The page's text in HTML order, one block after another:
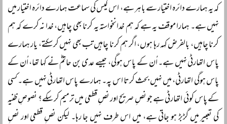
کہ یہ ہمارے دائرہ اختیار سے باہر ہے، اس کیس کی سماعت ہمارے دائرہ اختیار میں
نہیں ہے۔ ہمارا موقف یہ ہے کہ ہم خدانخواستہ یہ کرنا بھی چاہیں، خدا نہ کرے کہ ہم
کرنا چاہیں، بالفرض کہہ رہا ہوں، اگر ہم کرنا چاہیں تب بھی نہیں کر سکتے، یار ہمارے
پاس اتھارٹی نہیں ہے۔ اُن کے پاس ہوگی، جیسے عدی بن حاتمؓ نے کہا تھا، اُن کے
پاس ہوگی اتھارٹی، میں نہیں بحث کرتا اس پہ۔ ہمارے پاس اتھارٹی نہیں ہے۔ کسی
کے پاس کوئی اتھارٹی ہے جو نصِ صریح اور نصِ قطعی میں ترمیم کر سکے؟ نصوصِ ظنیہ
کی تعبیر میں گڑبڑ ہو جاتی ہے، میں اس طرف نہیں جا رہا۔ لیکن نصِ قطعی اور نصِ